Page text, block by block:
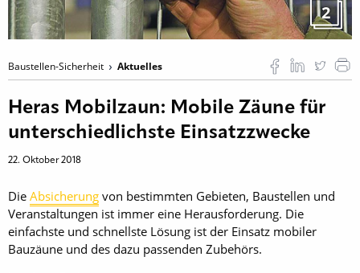
2
Baustellen-Sicherheit Aktuelles
Heras Mobilzaun: Mobile Zäune für
unterschiedlichste Einsatzzwecke
22. Oktober 2018
Die Absicherung von bestimmten Gebieten, Baustellen und
Veranstaltungen ist immer eine ­Herausforderung. Die
einfachste und schnellste Lösung ist der Einsatz mobiler
Bauzäune und des dazu passenden Zubehörs.